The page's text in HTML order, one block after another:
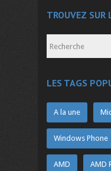
TROUVEZ SUR
LES TAGS
A la une
Windows Phone
AMD AMD